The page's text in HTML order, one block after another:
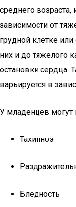
среднего возраста,
зависимости от
грудной клетке
них и до тяжелого
остановки сердца.
варьируется в
У младенцев
Тахипноэ
Бледность